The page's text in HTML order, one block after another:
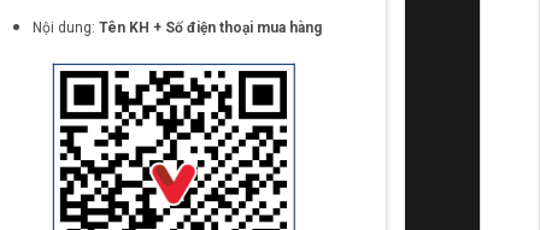
Nội dung: Tên KH + Số điện thoại mua hàng